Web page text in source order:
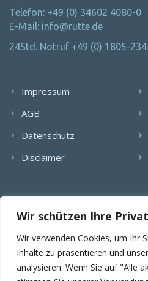
Wir schützen Ihre
Wir verwenden Cookies, um Ihr
Inhalte zu präsentieren und
analysieren. Wenn Sie auf "Alle
Telefon: +49 (0) 34602 4080-0
E-Mail: info@rutte.de
24Std. Notruf +49 (0) 1805-
Impressum
AGB
Datenschutz
Disclaimer
Verlinkung von Bildern,
der schriftlichen Genehmigung